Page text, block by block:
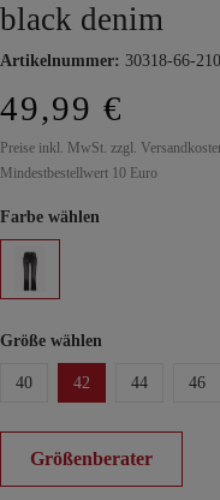
black denim
Artikelnummer: 30318-66-
49,99 €
Preise inkl. MwSt. zzgl.
Mindestbestellwert 10 Euro
Farbe wählen
Größe wählen
40 42 44 46
Größenberater